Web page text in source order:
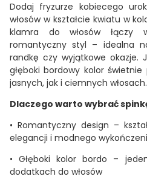
Dodaj fryzurze kobiecego
włosów w kształcie kwiatu w
klamra do włosówłączy
romantyczny styl – idealna
randkę czy wyjątkowe okazje.
głęboki bordowy kolor
jasnych, jak i ciemnych włosach.
Dlaczego warto wybrać
• Romantyczny design –
elegancji i modnego
•Głęboki kolor bordo –
dodatkach do włosów